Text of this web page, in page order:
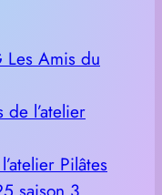
Les Amis du
de l’atelier
Pilâtes